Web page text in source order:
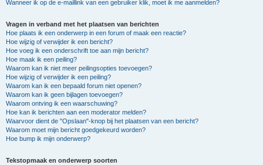
Wanneer ik op de e-maillink van een gebruiker klik, moet ik me aanmelden?
Vragen in verband met het plaatsen van berichten
Hoe plaats ik een onderwerp in een forum of maak een reactie?
Hoe wijzig of verwijder ik een bericht?
Hoe voeg ik een onderschrift toe aan mijn bericht?
Hoe maak ik een peiling?
Waarom kan ik niet meer peilingsopties toevoegen?
Hoe wijzig of verwijder ik een peiling?
Waarom kan ik een bepaald forum niet openen?
Waarom kan ik geen bijlagen toevoegen?
Waarom ontving ik een waarschuwing?
Hoe kan ik berichten aan een moderator melden?
Waarvoor dient de "Opslaan"-knop bij het plaatsen van een bericht?
Waarom moet mijn bericht goedgekeurd worden?
Hoe bump ik mijn onderwerp?
Tekstopmaak en onderwerp soorten